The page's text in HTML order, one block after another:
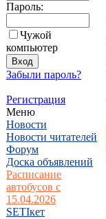
Пароль:
Чужой
компьютер
Забыли пароль?
Регистрация
Меню
Новости
Новости читателей
Форум
Доска объявлений
Расписание
автобусов с
15.04.2026
SETIкет